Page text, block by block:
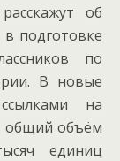
об
в подготовке
по
В новые
на
общий объём
единиц